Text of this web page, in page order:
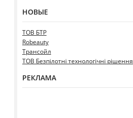
НОВЫЕ
ТОВ БТР
Robeauty
Трансойл
ТОВ Безпілотні технологічні рішення
РЕКЛАМА